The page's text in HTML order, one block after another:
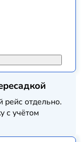
отдельно.
с учётом